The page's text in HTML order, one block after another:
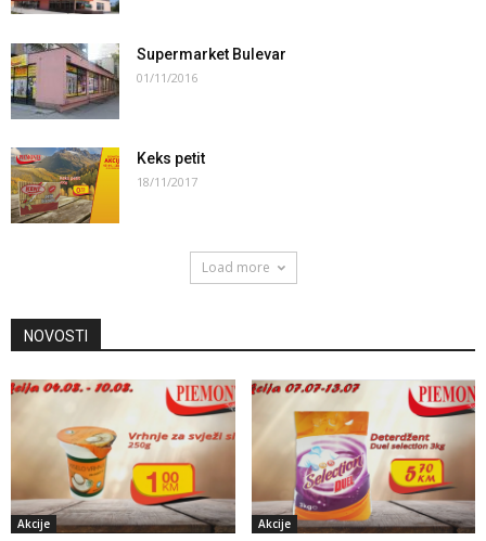
Supermarket Bulevar
01/11/2016
Keks petit
18/11/2017
Load more
NOVOSTI
Akcije Akcije